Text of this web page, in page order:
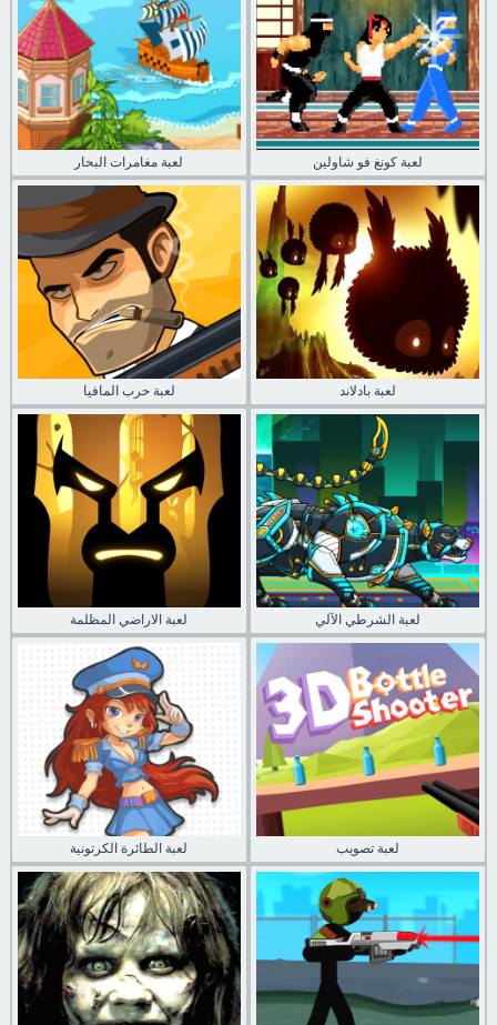
لعبة مغامرات البحار لعبة كونغ فو شاولين
لعبة حرب المافيا لعبة بادلاند
لعبة الاراضي المظلمة لعبة الشرطي الآلي
لعبة الطائرة الكرتونية لعبة تصويب